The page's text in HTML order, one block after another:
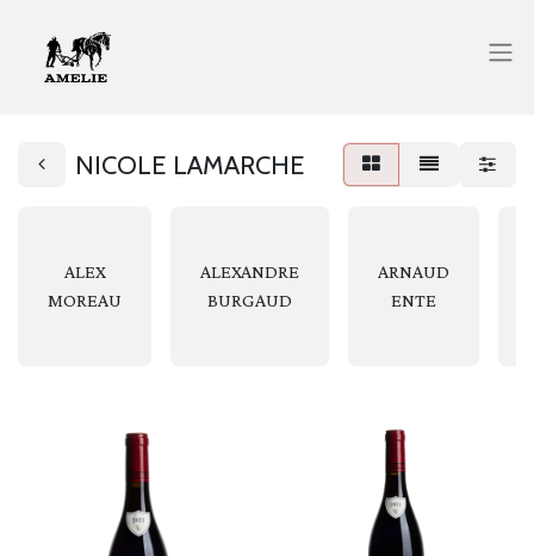
NICOLE LAMARCHE
ALEX
MOREAU
ALEXANDRE
BURGAUD
ARNAUD
ENTE